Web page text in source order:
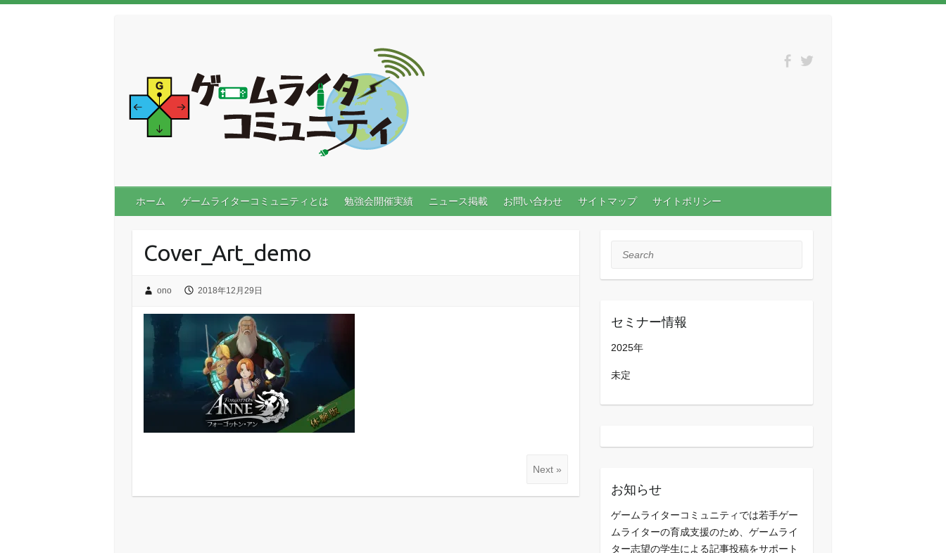
ホーム ゲームライターコミュニティとは 勉強会開催実績 ニュース掲載 お問い合わせ サイトマップ サイトポリシー
Cover_Art_demo
ono 2018年12月29日
Next »
Search
セミナー情報
2025年
未定
お知らせ
ゲームライターコミュニティでは若手ゲー
ムライターの育成支援のため、ゲームライ
ター志望の学生による記事投稿をサポート